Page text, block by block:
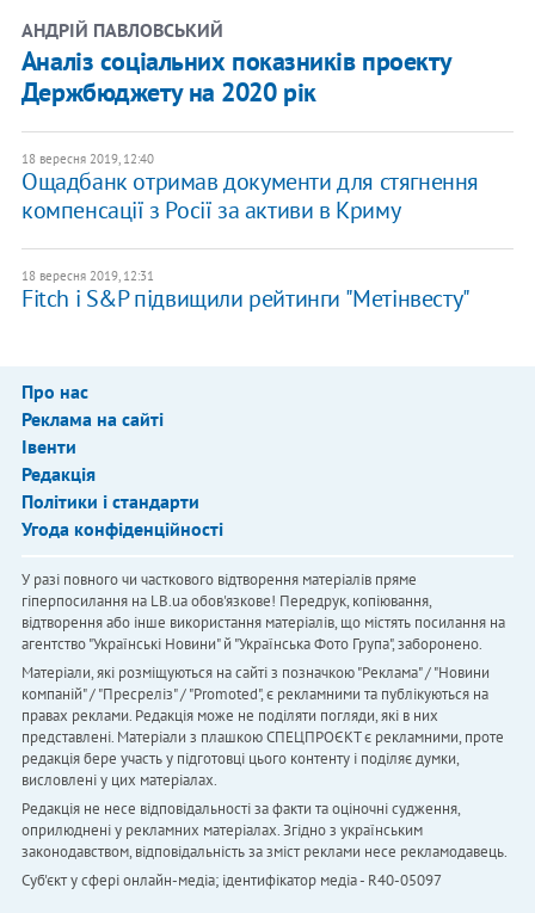
АНДРІЙ ПАВЛОВСЬКИЙ
Аналіз соціальних показників проекту
Держбюджету на 2020 рік
18 вересня 2019, 12:40
Ощадбанк отримав документи для стягнення
компенсації з Росії за активи в Криму
18 вересня 2019, 12:31
Fitch і S&P підвищили рейтинги "Метінвесту"
Про нас
Реклама на сайті
Івенти
Редакція
Політики і стандарти
Угода конфіденційності
У разі повного чи часткового відтворення матеріалів пряме
гіперпосилання на LB.ua обов'язкове! Передрук, копіювання,
відтворення або інше використання матеріалів, що містять посилання на
агентство "Українськi Новини" й "Українська Фото Група", заборонено.
Матеріали, які розміщуються на сайті з позначкою "Реклама" / "Новини
компаній" / "Пресреліз" / "Promoted", є рекламними та публікуються на
правах реклами. Редакція може не поділяти погляди, які в них
представлені. Матеріали з плашкою СПЕЦПРОЄКТ є рекламними, проте
редакція бере участь у підготовці цього контенту і поділяє думки,
висловлені у цих матеріалах.
Редакція не несе відповідальності за факти та оціночні судження,
оприлюднені у рекламних матеріалах. Згідно з українським
законодавством, відповідальність за зміст реклами несе рекламодавець.
Cуб'єкт у сфері онлайн-медіа; ідентифікатор медіа - R40-05097